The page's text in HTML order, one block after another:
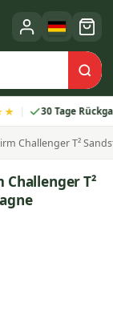
30 Tage Rückgabe
Challenger T²
T²